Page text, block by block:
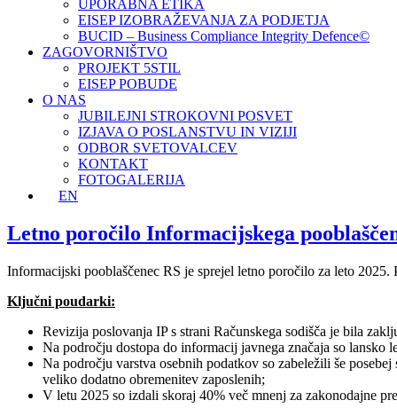
UPORABNA ETIKA
EISEP IZOBRAŽEVANJA ZA PODJETJA
BUCID – Business Compliance Integrity Defence©
ZAGOVORNIŠTVO
PROJEKT 5STIL
EISEP POBUDE
O NAS
JUBILEJNI STROKOVNI POSVET
IZJAVA O POSLANSTVU IN VIZIJI
ODBOR SVETOVALCEV
KONTAKT
FOTOGALERIJA
EN
Letno poročilo Informacijskega
Informacijski pooblaščenec RS je sprejel letno poročilo za leto 2025.
Ključni poudarki:
Revizija poslovanja IP s strani Računskega sodišča je bila
Na področju dostopa do informacij javnega značaja so
Na področju varstva osebnih podatkov so zabeležili še
veliko dodatno obremenitev zaposlenih;
V letu 2025 so izdali skoraj 40% več mnenj za zakonodajne